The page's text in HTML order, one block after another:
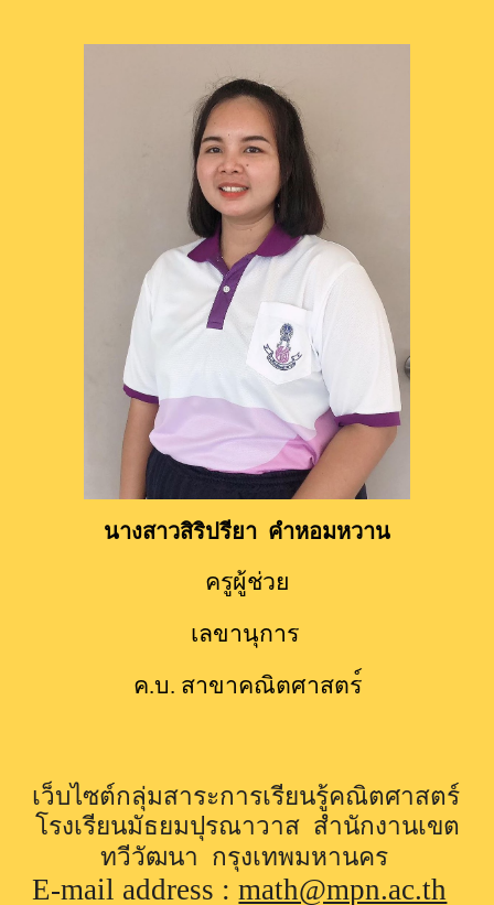
นางสาวสิริปรียา  คำหอมหวาน
ครูผู้ช่วย
เลขานุการ
ค.บ. สาขาคณิตศาสตร
เว็บไซต์กลุ่มสาระการเรียนรู้คณิตศาสตร์
โรงเรียนมัธยมปุรณาวาส  สำนักงานเขต
ทวีวัฒนา  กรุงเทพมหานคร
E-mail address : math@mpn.ac.th